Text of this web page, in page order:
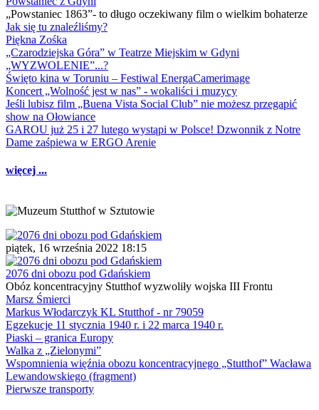
„Powstaniec 1863”- to długo oczekiwany film o wielkim bohaterze
Jak się tu znaleźliśmy?
Piękna Zośka
„Czarodziejska Góra” w Teatrze Miejskim w Gdyni
„WYZWOLENIE”...?
Święto kina w Toruniu – Festiwal EnergaCamerimage
Koncert „Wolność jest w nas” - wokaliści i muzycy
Jeśli lubisz film „Buena Vista Social Club” nie możesz przegapić
show na Ołowiance
GAROU już 25 i 27 lutego wystąpi w Polsce! Dzwonnik z Notre
Dame zaśpiewa w ERGO Arenie
więcej ...
piątek, 16 września 2022 18:15
2076 dni obozu pod Gdańskiem
Obóz koncentracyjny Stutthof wyzwoliły wojska III Frontu
Marsz Śmierci
Markus Włodarczyk KL Stutthof - nr 79059
Egzekucje 11 stycznia 1940 r. i 22 marca 1940 r.
Piaski – granica Europy
Walka z „Zielonymi”
Wspomnienia więźnia obozu koncentracyjnego „Stutthof” Wacława
Lewandowskiego (fragment)
Pierwsze transporty